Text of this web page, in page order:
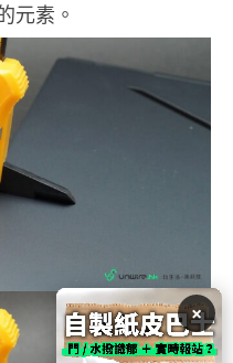
元素。
×